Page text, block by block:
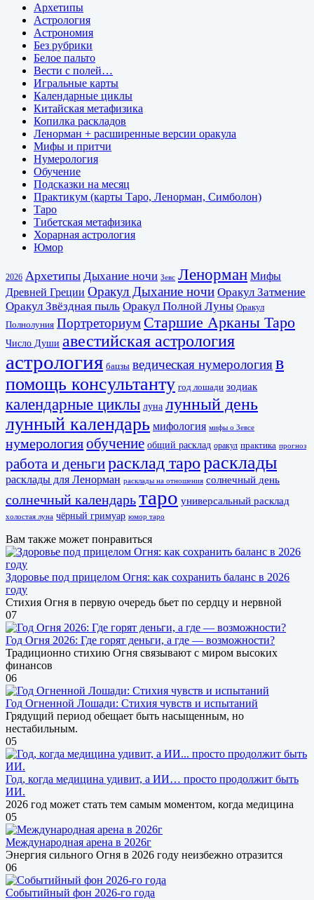
Архетипы
Астрология
Астрономия
Без рубрики
Белое пальто
Вести с полей…
Игральные карты
Календарные циклы
Китайская метафизика
Копилка раскладов
Ленорман + расширенные версии оракула
Мифы и притчи
Нумерология
Обучение
Подсказки на месяц
Практикум (карты Таро, Ленорман, Симболон)
Таро
Тибетская метафизика
Хорарная астрология
Юмор
2026 Архетипы Дыхание ночи Зевс Ленорман Мифы
Древней Греции Оракул Дыхание ночи Оракул Затмение
Оракул Звёздная пыль Оракул Полной Луны Оракул
Полнолуния Портреториум Старшие Арканы Таро
Число Души авестийская астрология
астрология бацзы ведическая нумерологияв
помощь консультанту год лошади зодиак
календарные циклы луна лунный день
лунный календарь мифология мифы о Зевсе
нумерологияобучение общий расклад оракул практика прогноз
работа и деньгирасклад тарорасклады
расклады для Ленорман расклады на отношения солнечный день
солнечный календарьтаро универсальный расклад
холостая луна чёрный гримуар юмор таро
Вам также может понравиться
Здоровье под прицелом Огня: как сохранить баланс в 2026
году
Стихия Огня в первую очередь бьет по сердцу и нервной
07
Год Огня 2026: Где горят деньги, а где — возможности?
Традиционно стихию Огня связывают с миром высоких
финансов
06
Год Огненной Лошади: Стихия чувств и испытаний
Грядущий период обещает быть насыщенным, но
нестабильным.
05
Год, когда медицина удивит, а ИИ… просто продолжит быть
ИИ.
2026 год может стать тем самым моментом, когда медицина
05
Международная арена в 2026г
Энергия сильного Огня в 2026 году неизбежно отразится
06
Событийный фон 2026-го года